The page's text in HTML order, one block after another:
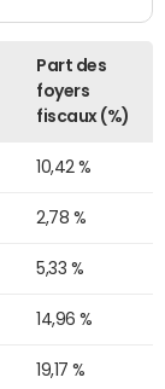
Part des
foyers
fiscaux (%)
10,42 %
2,78 %
5,33 %
14,96 %
19,17 %